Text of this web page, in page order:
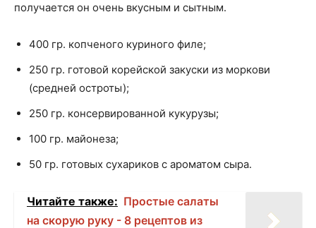
получается он очень вкусным и сытным.
400 гр. копченого куриного филе;
250 гр. готовой корейской закуски из моркови
(средней остроты);
250 гр. консервированной кукурузы;
100 гр. майонеза;
50 гр. готовых сухариков с ароматом сыра.
Читайте также: Простые салаты
на скорую руку - 8 рецептов из